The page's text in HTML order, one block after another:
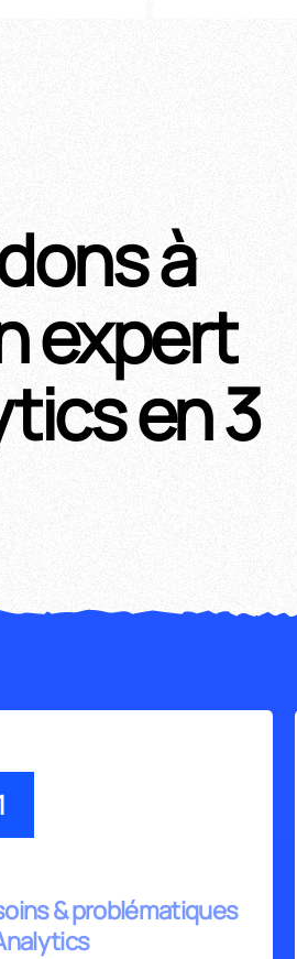
à
expert
en 3
& problématiques